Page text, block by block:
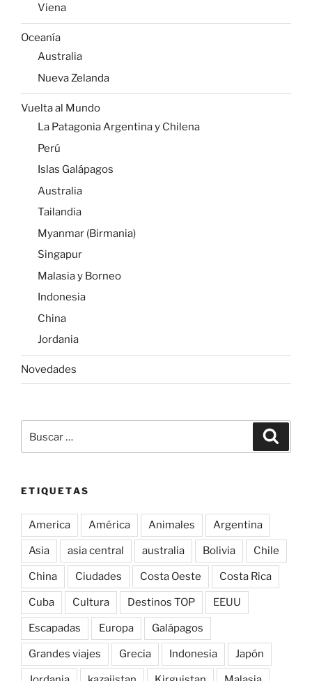
Viena
Oceanía
Australia
Nueva Zelanda
Vuelta al Mundo
La Patagonia Argentina y Chilena
Perú
Islas Galápagos
Australia
Tailandia
Myanmar (Birmania)
Singapur
Malasia y Borneo
Indonesia
China
Jordania
Novedades
por:
ETIQUETAS
America América Animales Argentina
Asia asia central australia Bolivia Chile
China Ciudades Costa Oeste Costa Rica
Cuba Cultura Destinos TOP EEUU
Escapadas Europa Galápagos
Grandes viajes Grecia Indonesia Japón